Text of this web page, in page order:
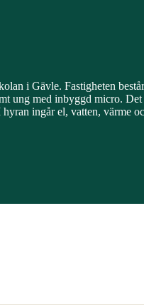
i Gävle. Fastigheten
ung med inbyggd micro.
ingår el, vatten, värme